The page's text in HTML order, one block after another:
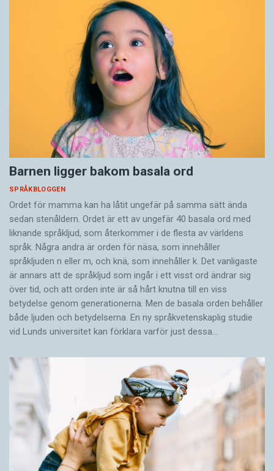
Barnen ligger bakom basala ord
SPRÅKBLOGGEN
Ordet för mamma kan ha låtit ungefär på samma sätt ända
sedan stenåldern. Ordet är ett av ungefär 40 basala ord med
liknande språkljud, som återkommer i de flesta av världens
språk. Några andra är orden för näsa, som innehåller
språkljuden n eller m, och knä, som innehåller k. Det vanligaste
är annars att de språkljud som ingår i ett visst ord ändrar sig
över tid, och att orden inte är så hårt knutna till en viss
betydelse genom generationerna. Men de basala orden behåller
både ljuden och betydelserna. En ny språkvetenskaplig studie
vid Lunds universitet kan förklara varför just dessa…